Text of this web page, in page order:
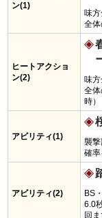
ン(1)
味方
全体
ヒートアクショ
ン(2)
味方
全
時）
アビリティ(1)
襲
確率
アビリティ(2)
BS
6.0
回